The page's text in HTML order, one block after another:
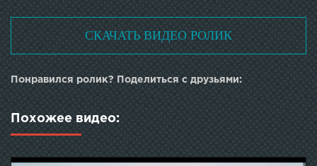
СКАЧАТЬ ВИДЕО РОЛИК
Понравился ролик? Поделиться с друзьями:
Похожее видео: